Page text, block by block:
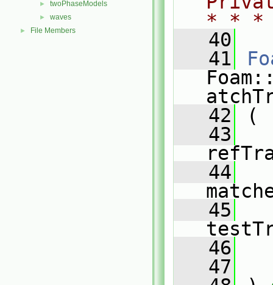
► twoPhaseModels
► waves
► File Members
* *
   40
   41
   42
(
   43
   44
   45
   46
   47